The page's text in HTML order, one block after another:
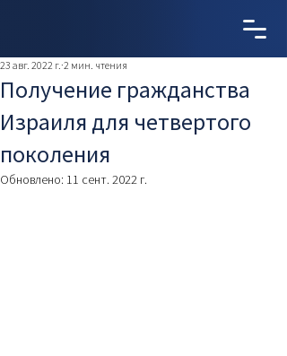
Получение гражданства
Израиля для четвертого
поколения
23 авг. 2022 г. 2 мин. чтения
Обновлено: 11 сент. 2022 г.